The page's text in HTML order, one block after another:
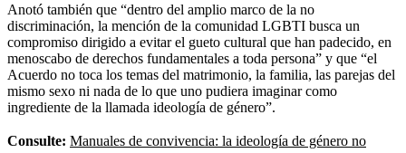
Anotó también que “dentro del amplio marco de la no
discriminación, la mención de la comunidad LGBTI busca un
compromiso dirigido a evitar el gueto cultural que han padecido, en
menoscabo de derechos fundamentales a toda persona” y que “el
Acuerdo no toca los temas del matrimonio, la familia, las parejas del
mismo sexo ni nada de lo que uno pudiera imaginar como
ingrediente de la llamada ideología de género”.
Consulte: Manuales de convivencia: la ideología de género no